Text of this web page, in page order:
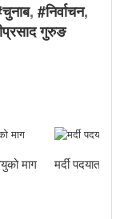
, #निर्वाचन,
गुरुङ
माग मर्दी